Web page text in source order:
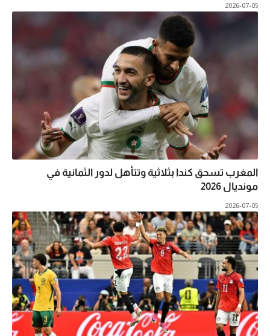
2026-07-05
المغرب تسحق كندا بثلاثية وتتأهل لدور الثمانية في
مونديال 2026
2026-07-05